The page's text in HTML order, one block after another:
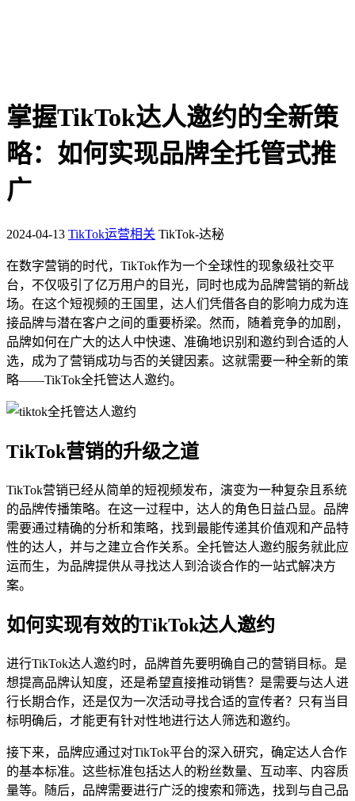
掌握TikTok达人邀约的全新策
略：如何实现品牌全托管式推
广
2024-04-13 TikTok运营相关 TikTok-达秘
在数字营销的时代，TikTok作为一个全球性的现象级社交平
台，不仅吸引了亿万用户的目光，同时也成为品牌营销的新战
场。在这个短视频的王国里，达人们凭借各自的影响力成为连
接品牌与潜在客户之间的重要桥梁。然而，随着竞争的加剧，
品牌如何在广大的达人中快速、准确地识别和邀约到合适的人
选，成为了营销成功与否的关键因素。这就需要一种全新的策
略——TikTok全托管达人邀约。
TikTok营销的升级之道
TikTok营销已经从简单的短视频发布，演变为一种复杂且系统
的品牌传播策略。在这一过程中，达人的角色日益凸显。品牌
需要通过精确的分析和策略，找到最能传递其价值观和产品特
性的达人，并与之建立合作关系。全托管达人邀约服务就此应
运而生，为品牌提供从寻找达人到洽谈合作的一站式解决方
案。
如何实现有效的TikTok达人邀约
进行TikTok达人邀约时，品牌首先要明确自己的营销目标。是
想提高品牌认知度，还是希望直接推动销售？是需要与达人进
行长期合作，还是仅为一次活动寻找合适的宣传者？只有当目
标明确后，才能更有针对性地进行达人筛选和邀约。
接下来，品牌应通过对TikTok平台的深入研究，确定达人合作
的基本标准。这些标准包括达人的粉丝数量、互动率、内容质
量等。随后，品牌需要进行广泛的搜索和筛选，找到与自己品